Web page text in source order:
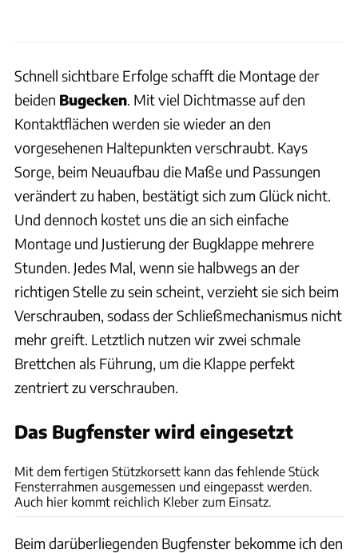
Schnell sichtbare Erfolge schafft die Montage der
beiden Bugecken. Mit viel Dichtmasse auf den
Kontaktflächen werden sie wieder an den
vorgesehenen Haltepunkten verschraubt. Kays
Sorge, beim Neuaufbau die Maße und Passungen
verändert zu haben, bestätigt sich zum Glück nicht.
Und dennoch kostet uns die an sich einfache
Montage und Justierung der Bugklappe mehrere
Stunden. Jedes Mal, wenn sie halbwegs an der
richtigen Stelle zu sein scheint, verzieht sie sich beim
Verschrauben, sodass der Schließmechanismus nicht
mehr greift. Letztlich nutzen wir zwei schmale
Brettchen als Führung, um die Klappe perfekt
zentriert zu verschrauben.
Das Bugfenster wird eingesetzt
Mit dem fertigen Stützkorsett kann das fehlende Stück
Fensterrahmen ausgemessen und eingepasst werden.
Auch hier kommt reichlich Kleber zum Einsatz.
Beim darüberliegenden Bugfenster bekomme ich den